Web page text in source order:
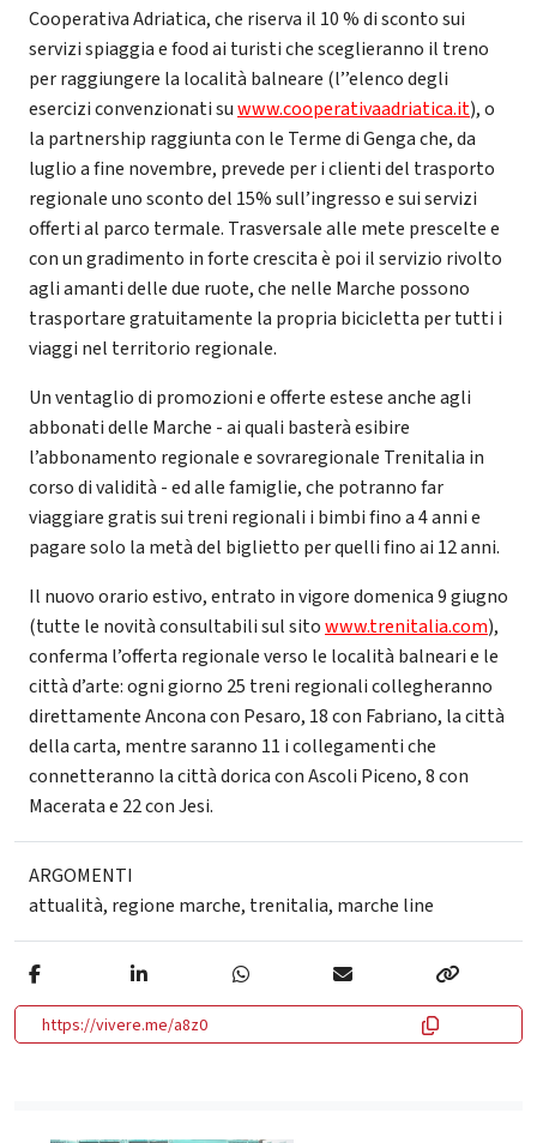
Cooperativa Adriatica, che riserva il 10 % di sconto sui
servizi spiaggia e food ai turisti che sceglieranno il treno
per raggiungere la località balneare (l’’elenco degli
esercizi convenzionati suwww.cooperativaadriatica.it), o
la partnership raggiunta con le Terme di Genga che, da
luglio a fine novembre, prevede per i clienti del trasporto
regionale uno sconto del 15% sull’ingresso e sui servizi
offerti al parco termale. Trasversale alle mete prescelte e
con un gradimento in forte crescita è poi il servizio rivolto
agli amanti delle due ruote, che nelle Marche possono
trasportare gratuitamente la propria bicicletta per tutti i
viaggi nel territorio regionale.
Un ventaglio di promozioni e offerte estese anche agli
abbonati delle Marche - ai quali basterà esibire
l’abbonamento regionale e sovraregionale Trenitalia in
corso di validità - ed alle famiglie, che potranno far
viaggiare gratis sui treni regionali i bimbi fino a 4 anni e
pagare solo la metà del biglietto per quelli fino ai 12 anni.
Il nuovo orario estivo, entrato in vigore domenica 9 giugno
(tutte le novità consultabili sul sitowww.trenitalia.com),
conferma l’offerta regionale verso le località balneari e le
città d’arte: ogni giorno 25 treni regionali collegheranno
direttamente Ancona con Pesaro, 18 con Fabriano, la città
della carta, mentre saranno 11 i collegamenti che
connetteranno la città dorica con Ascoli Piceno, 8 con
Macerata e 22 con Jesi.
ARGOMENTI
attualità, regione marche, trenitalia, marche line
https://vivere.me/a8z0